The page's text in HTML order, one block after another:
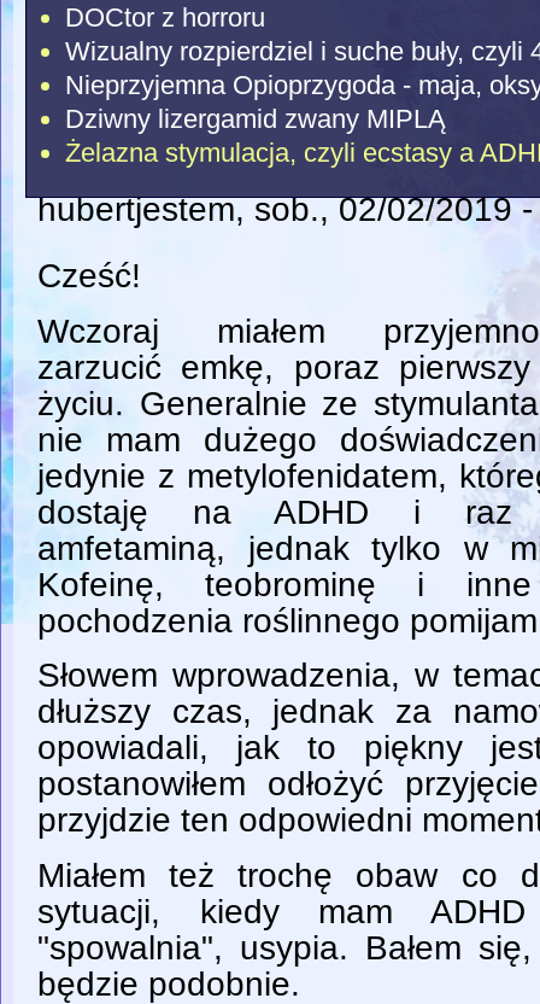
DOCtor z horroru
Wizualny rozpierdziel i suche buły, czyli
Nieprzyjemna Opioprzygoda - maja,
Dziwny lizergamid zwany MIPLĄ
Żelazna stymulacja, czyli ecstasy a
hubertjestem, sob., 02/02/2019
Cześć!
Wczoraj miałem
zarzucić emkę, poraz
życiu. Generalnie ze
nie mam dużego
jedynie z metylofenidatem,
dostaję na ADHD i
amfetaminą, jednak tylko w
Kofeinę, teobrominę i
pochodzenia roślinnego
Słowem wprowadzenia, w
dłuższy czas, jednak za
opowiadali, jak to piękny
postanowiłem odłożyć
przyjdzie ten odpowiedni
Miałem też trochę obaw co
sytuacji, kiedy mam
"spowalnia", usypia. Bałem
będzie podobnie.